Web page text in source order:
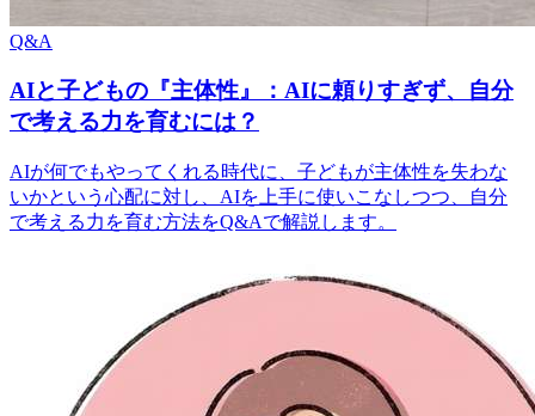
Q&A
AIと子どもの『主体性』：AIに頼りすぎず、自分
で考える力を育むには？
AIが何でもやってくれる時代に、子どもが主体性を失わな
いかという心配に対し、AIを上手に使いこなしつつ、自分
で考える力を育む方法をQ&Aで解説します。